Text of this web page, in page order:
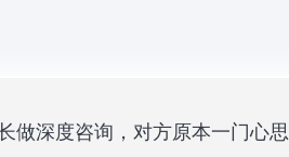
做深度咨询，对方原本一门心